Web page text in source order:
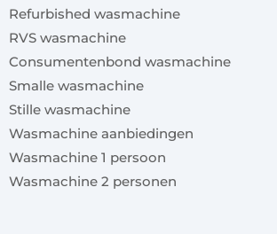
Refurbished wasmachine
RVS wasmachine
Consumentenbond wasmachine
Smalle wasmachine
Stille wasmachine
Wasmachine aanbiedingen
Wasmachine 1 persoon
Wasmachine 2 personen